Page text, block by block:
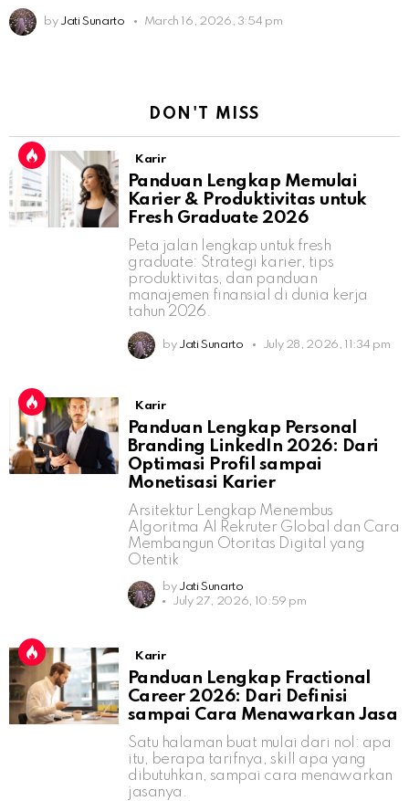
by Jati Sunarto March 16, 2026, 3:54 pm
DON'T MISS
Karir
Panduan Lengkap Memulai
Karier & Produktivitas untuk
Fresh Graduate 2026
Peta jalan lengkap untuk fresh
graduate: Strategi karier, tips
produktivitas, dan panduan
manajemen finansial di dunia kerja
tahun 2026.
by Jati Sunarto July 28, 2026, 11:34 pm
Karir
Panduan Lengkap Personal
Branding LinkedIn 2026: Dari
Optimasi Profil sampai
Monetisasi Karier
Arsitektur Lengkap Menembus
Algoritma AI Rekruter Global dan Cara
Membangun Otoritas Digital yang
Otentik
by Jati Sunarto
July 27, 2026, 10:59 pm
Karir
Panduan Lengkap Fractional
Career 2026: Dari Definisi
sampai Cara Menawarkan Jasa
Satu halaman buat mulai dari nol: apa
itu, berapa tarifnya, skill apa yang
dibutuhkan, sampai cara menawarkan
jasanya.